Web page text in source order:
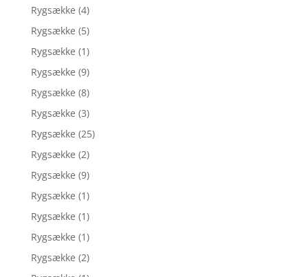
Rygsække (4)
Rygsække (5)
Rygsække (1)
Rygsække (9)
Rygsække (8)
Rygsække (3)
Rygsække (25)
Rygsække (2)
Rygsække (9)
Rygsække (1)
Rygsække (1)
Rygsække (1)
Rygsække (2)